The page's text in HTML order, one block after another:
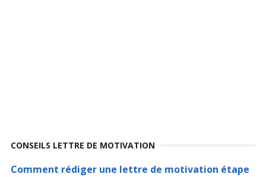
CONSEILS LETTRE DE MOTIVATION
Comment rédiger une lettre de motivation étape